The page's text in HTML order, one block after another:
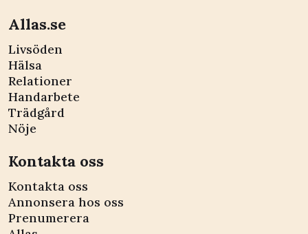
Allas.se
Livsöden
Hälsa
Relationer
Handarbete
Trädgård
Nöje
Kontakta oss
Kontakta oss
Annonsera hos oss
Prenumerera